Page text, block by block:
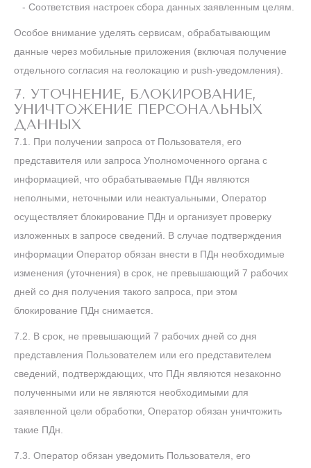
- Соответствия настроек сбора данных заявленным целям.
Особое внимание уделять сервисам, обрабатывающим
данные через мобильные приложения (включая получение
отдельного согласия на геолокацию и push-уведомления).
7. УТОЧНЕНИЕ, БЛОКИРОВАНИЕ,
УНИЧТОЖЕНИЕ ПЕРСОНАЛЬНЫХ
ДАННЫХ
7.1. При получении запроса от Пользователя, его
представителя или запроса Уполномоченного органа с
информацией, что обрабатываемые ПДн являются
неполными, неточными или неактуальными, Оператор
осуществляет блокирование ПДн и организует проверку
изложенных в запросе сведений. В случае подтверждения
информации Оператор обязан внести в ПДн необходимые
изменения (уточнения) в срок, не превышающий 7 рабочих
дней со дня получения такого запроса, при этом
блокирование ПДн снимается.
7.2. В срок, не превышающий 7 рабочих дней со дня
представления Пользователем или его представителем
сведений, подтверждающих, что ПДн являются незаконно
полученными или не являются необходимыми для
заявленной цели обработки, Оператор обязан уничтожить
такие ПДн.
7.3. Оператор обязан уведомить Пользователя, его